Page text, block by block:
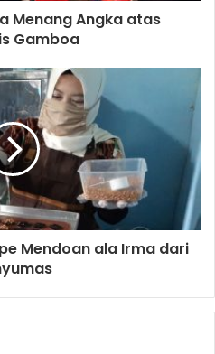
Menang Angka atas
Gamboa
Mendoan ala Irma dari